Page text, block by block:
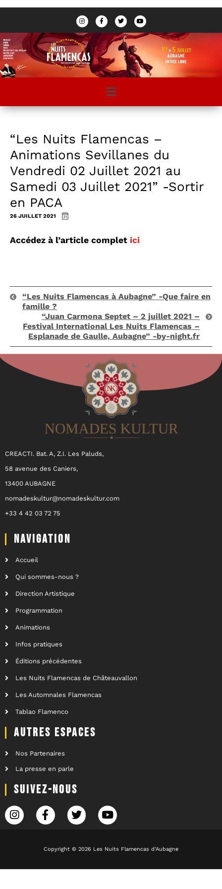
“Les Nuits Flamencas –
Animations Sevillanes du
Vendredi 02 Juillet 2021 au
Samedi 03 Juillet 2021” -Sortir
en PACA
26 JUILLET 2021
Accédez à l’article complet ici
“Les Nuits Flamencas à Aubagne” -Que faire en
famille ?
“Juan Carmona Septet – 2 juillet 2021 –
Festival International Les Nuits Flamencas –
Esplanade de Gaulle, Aubagne” -by-night.fr
CREACTI. Bat. A, Z.I. Les Paluds,
58 avenue des Caniers,
13400 AUBAGNE
nomadeskultur@nomadeskultur.com
+33 4 42 03 72 75
NAVIGATION
Accueil
Qui sommes-nous ?
Direction Artistique
Programmation
Animations
Infos pratiques
Éditions précédentes
Les Nuits Flamencas de Châteauvallon
Les Automnales Flamencas
Tablao Flamenco
AUTRES ESPACES
Nos Partenaires
La presse en parle
SUIVEZ-NOUS
Copyright © 2026 Les Nuits Flamencas d'Aubagne